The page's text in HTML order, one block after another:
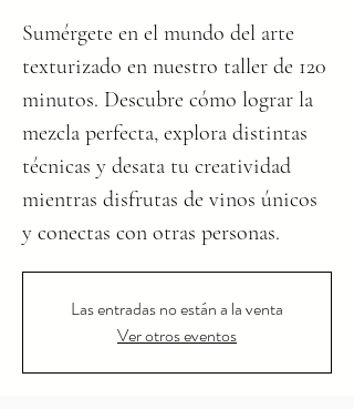
Sumérgete en el mundo del arte
texturizado en nuestro taller de 120
minutos. Descubre cómo lograr la
mezcla perfecta, explora distintas
técnicas y desata tu creatividad
mientras disfrutas de vinos únicos
y conectas con otras personas.
Las entradas no están a la venta
Ver otros eventos